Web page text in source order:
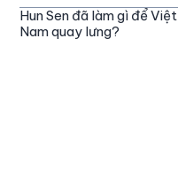
Hun Sen đã làm gì để Việt
Nam quay lưng?